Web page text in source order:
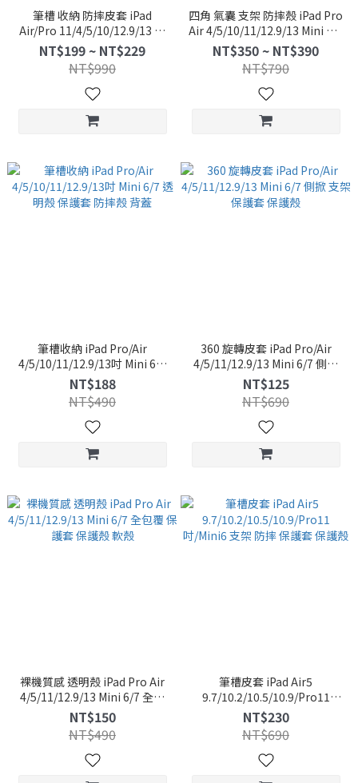
筆槽 收納 防摔皮套 iPad
Air/Pro 11/4/5/10/12.9/13 支
架 保護套 保護殼 軟殼 半透明
NT$199 ~ NT$229
NT$990
四角 氣囊 支架 防摔殼 iPad Pro
Air 4/5/10/11/12.9/13 Mini 7/6
保護套 保護殼
NT$350 ~ NT$390
NT$790
筆槽收納 iPad Pro/Air
4/5/10/11/12.9/13吋 Mini 6/7
透明殼 保護套 防摔殼 背蓋
NT$188
NT$490
360 旋轉皮套 iPad Pro/Air
4/5/11/12.9/13 Mini 6/7 側掀
支架 保護套 保護殼
NT$125
NT$690
裸機質感 透明殼 iPad Pro Air
4/5/11/12.9/13 Mini 6/7 全包
覆 保護套 保護殼 軟殼
NT$150
NT$490
筆槽皮套 iPad Air5
9.7/10.2/10.5/10.9/Pro11
吋/Mini6 支架 防摔 保護套 保護
殼
NT$230
NT$690